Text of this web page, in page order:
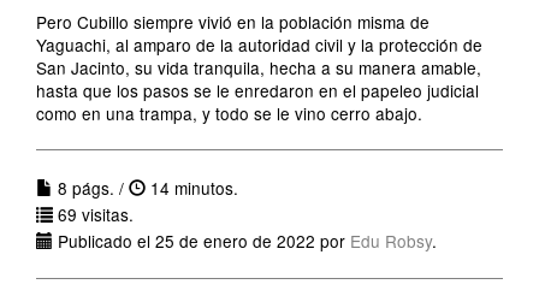
Pero Cubillo siempre vivió en la población misma de
Yaguachi, al amparo de la autoridad civil y la protección de
San Jacinto, su vida tranquila, hecha a su manera amable,
hasta que los pasos se le enredaron en el papeleo judicial
como en una trampa, y todo se le vino cerro abajo.
8 págs. /
14 minutos.
69 visitas.
Publicado el 25 de enero de 2022 por Edu Robsy.